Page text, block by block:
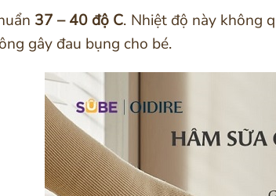
37 – 40 độ C. Nhiệt độ này không
gây đau bụng cho bé.